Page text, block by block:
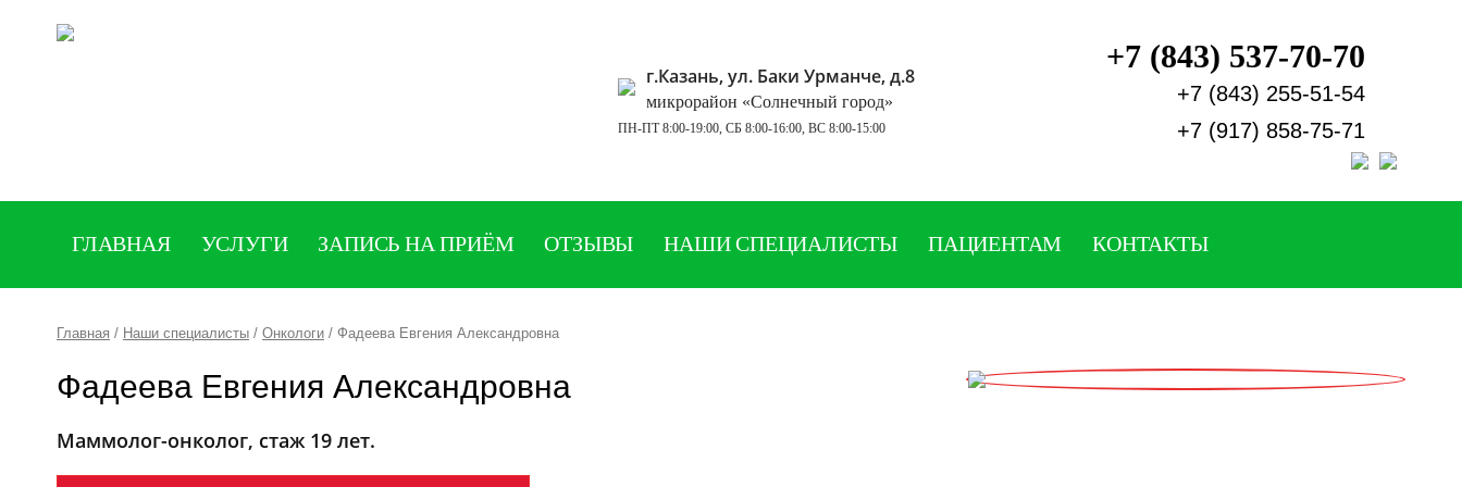
г.Казань, ул. Баки Урманче, д.8
микрорайон «Солнечный город»
ПН-ПТ 8:00-19:00, СБ 8:00-16:00, ВС 8:00-15:00
+7 (843) 537-70-70
+7 (843) 255-51-54
+7 (917) 858-75-71
ГЛАВНАЯ УСЛУГИ ЗАПИСЬ НА ПРИЁМ ОТЗЫВЫ НАШИ СПЕЦИАЛИСТЫ ПАЦИЕНТАМ КОНТАКТЫ
Главная / Наши специалисты / Онкологи / Фадеева Евгения Александровна
Фадеева Евгения Александровна
Маммолог-онколог, стаж 19 лет.